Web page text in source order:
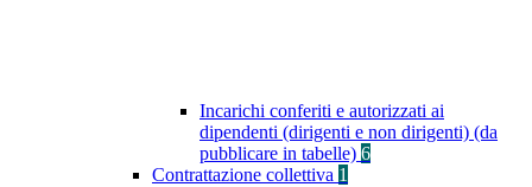
Incarichi conferiti e autorizzati ai
dipendenti (dirigenti e non dirigenti) (da
pubblicare in tabelle) 6
Contrattazione collettiva 1